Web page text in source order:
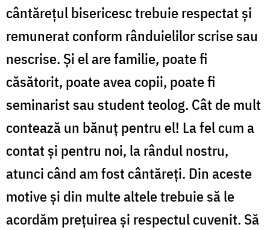
cântărețul bisericesc trebuie respectat și
remunerat conform rânduielilor scrise sau
nescrise. Și el are familie, poate fi
căsătorit, poate avea copii, poate fi
seminarist sau student teolog. Cât de mult
contează un bănuț pentru el! La fel cum a
contat și pentru noi, la rândul nostru,
atunci când am fost cântăreți. Din aceste
motive și din multe altele trebuie să le
acordăm prețuirea și respectul cuvenit. Să